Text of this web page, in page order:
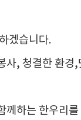
겠습니다.
사, 청결한 환
께하는 한우리